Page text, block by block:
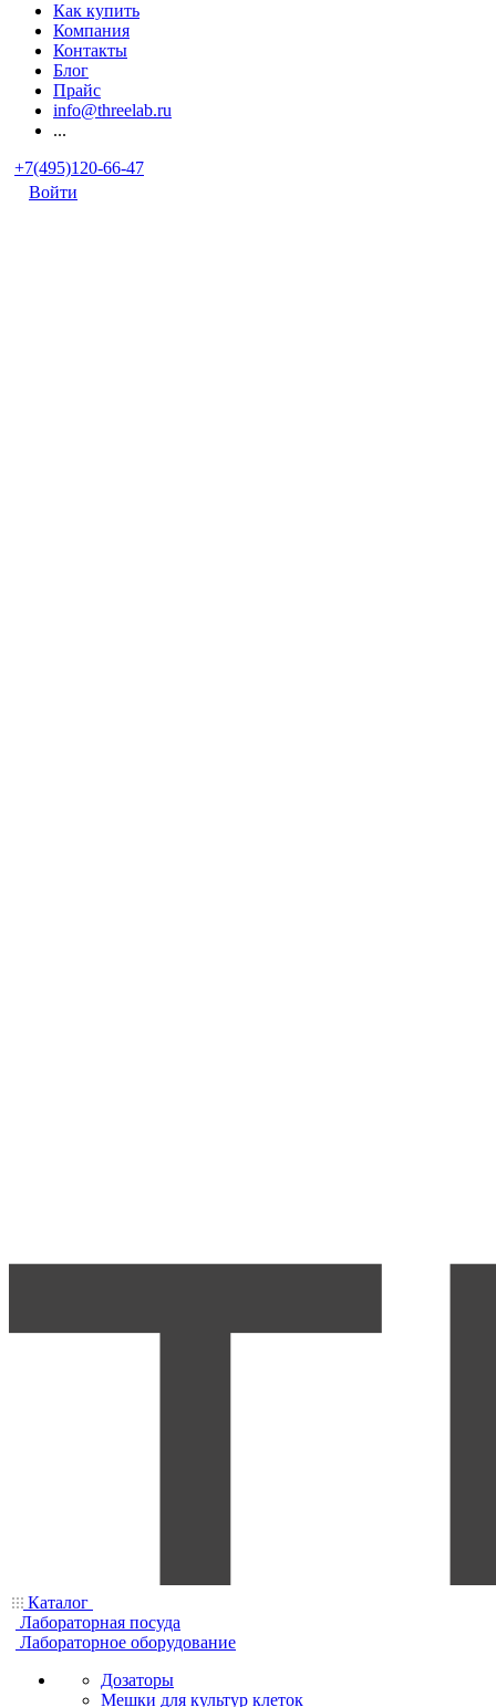
Как купить
Компания
Контакты
Блог
Прайс
info@threelab.ru
...
+7(495)120-66-47
Войти
Каталог
Лабораторная посуда
Лабораторное оборудование
Дозаторы
Мешки для культур клеток